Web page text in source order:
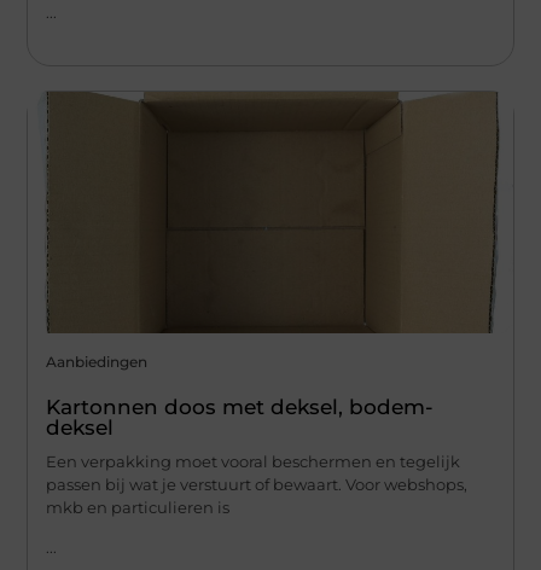
Aanbiedingen
Kartonnen doos met deksel, bodem-
deksel
Een verpakking moet vooral beschermen en tegelijk
passen bij wat je verstuurt of bewaart. Voor webshops,
mkb en particulieren is